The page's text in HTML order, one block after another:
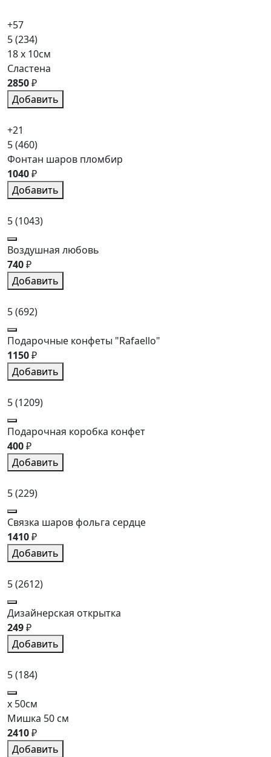
+57
5(234)
18 x 10см
Сластена
2850₽
Добавить
+21
5(460)
Фонтан шаров пломбир
1040₽
Добавить
5(1043)
Воздушная любовь
740₽
Добавить
5(692)
Подарочные конфеты "Rafaello"
1150₽
Добавить
5(1209)
Подарочная коробка конфет
400₽
Добавить
5(229)
Связка шаров фольга сердце
1410₽
Добавить
5(2612)
Дизайнерская открытка
249₽
Добавить
5(184)
x 50см
Мишка 50 см
2410₽
Добавить